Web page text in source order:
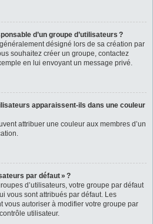
d’un groupe d’utilisateurs ?
désigné lors de sa création par
souhaitez créer un groupe, contactez
en lui envoyant un message privé.
apparaissent-ils dans une couleur
attribuer une couleur aux membres d’un
par défaut » ?
d’utilisateurs, votre groupe par défaut
vous sont attribués par défaut. Les
vous autoriser à modifier votre groupe par
utilisateur.